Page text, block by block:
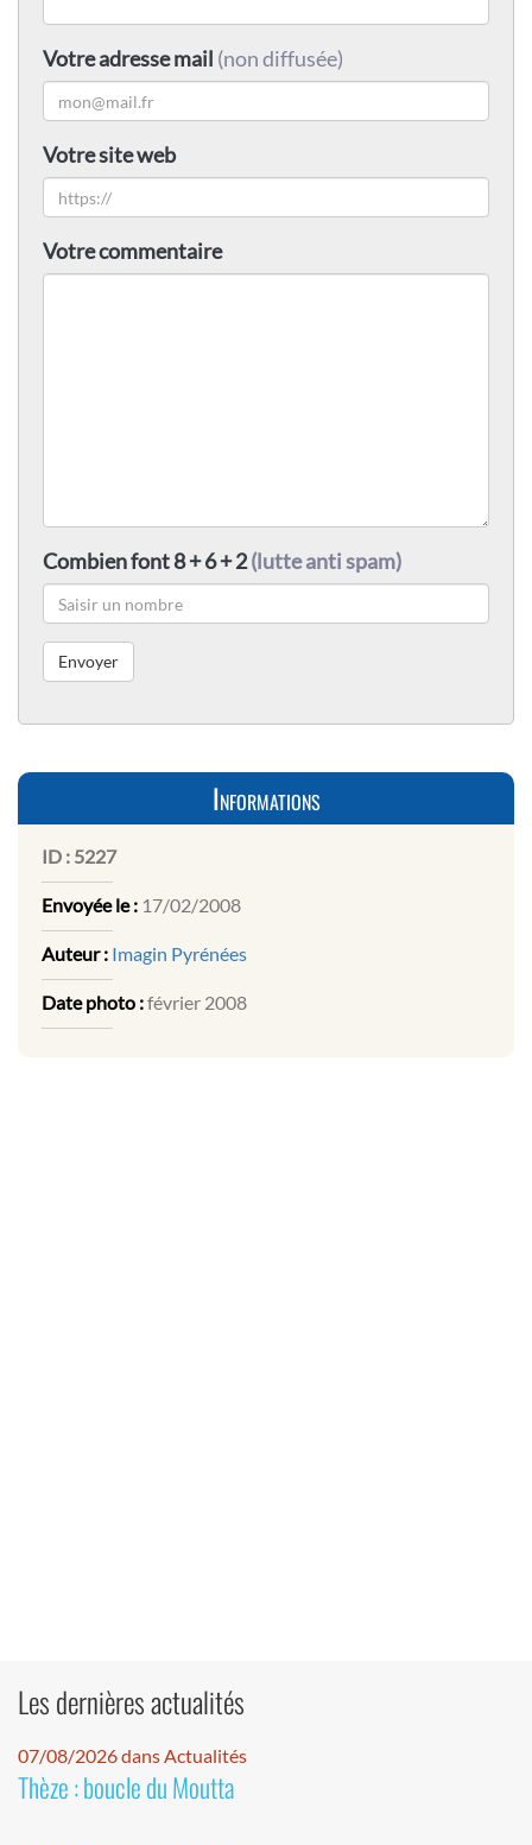
Votre adresse mail (non diffusée)
Votre site web
Votre commentaire
Combien font 8 + 6 + 2(lutte anti spam)
Informations
ID : 5227
Envoyée le : 17/02/2008
Auteur : Imagin Pyrénées
Date photo :février 2008
Les dernières actualités
07/08/2026 dans Actualités
Thèze : boucle du Moutta